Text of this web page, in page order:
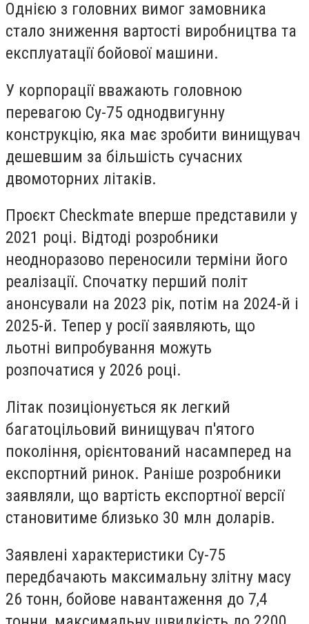
Однією з головних вимог замовника
стало зниження вартості виробництва та
експлуатації бойової машини.
У корпорації вважають головною
перевагою Су-75 однодвигунну
конструкцію, яка має зробити винищувач
дешевшим за більшість сучасних
двомоторних літаків.
Проєкт Checkmate вперше представили у
2021 році. Відтоді розробники
неодноразово переносили терміни його
реалізації. Спочатку перший політ
анонсували на 2023 рік, потім на 2024-й і
2025-й. Тепер у росії заявляють, що
льотні випробування можуть
розпочатися у 2026 році.
Літак позиціонується як легкий
багатоцільовий винищувач п'ятого
покоління, орієнтований насамперед на
експортний ринок. Раніше розробники
заявляли, що вартість експортної версії
становитиме близько 30 млн доларів.
Заявлені характеристики Су-75
передбачають максимальну злітну масу
26 тонн, бойове навантаження до 7,4